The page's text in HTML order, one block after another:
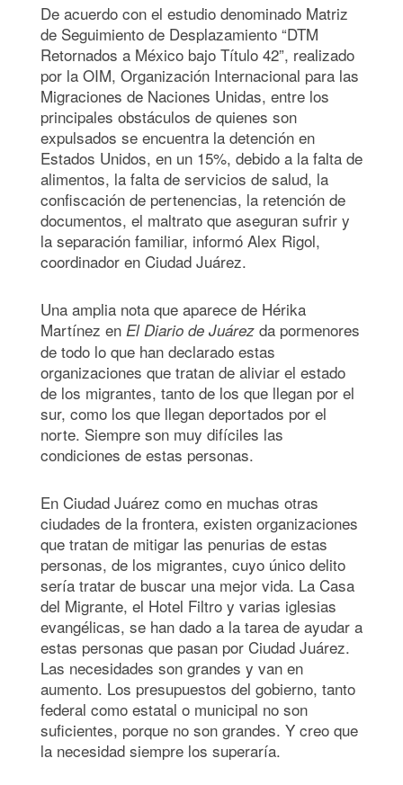
De acuerdo con el estudio denominado Matriz
de Seguimiento de Desplazamiento “DTM
Retornados a México bajo Título 42”, realizado
por la OIM, Organización Internacional para las
Migraciones de Naciones Unidas, entre los
principales obstáculos de quienes son
expulsados se encuentra la detención en
Estados Unidos, en un 15%, debido a la falta de
alimentos, la falta de servicios de salud, la
confiscación de pertenencias, la retención de
documentos, el maltrato que aseguran sufrir y
la separación familiar, informó Alex Rigol,
coordinador en Ciudad Juárez.
Una amplia nota que aparece de Hérika
Martínez en El Diario de Juárez da pormenores
de todo lo que han declarado estas
organizaciones que tratan de aliviar el estado
de los migrantes, tanto de los que llegan por el
sur, como los que llegan deportados por el
norte. Siempre son muy difíciles las
condiciones de estas personas.
En Ciudad Juárez como en muchas otras
ciudades de la frontera, existen organizaciones
que tratan de mitigar las penurias de estas
personas, de los migrantes, cuyo único delito
sería tratar de buscar una mejor vida. La Casa
del Migrante, el Hotel Filtro y varias iglesias
evangélicas, se han dado a la tarea de ayudar a
estas personas que pasan por Ciudad Juárez.
Las necesidades son grandes y van en
aumento. Los presupuestos del gobierno, tanto
federal como estatal o municipal no son
suficientes, porque no son grandes. Y creo que
la necesidad siempre los superaría.